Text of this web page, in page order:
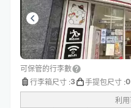
可保管的行李數
行李箱尺寸 :3 手提包尺寸 :0
利用